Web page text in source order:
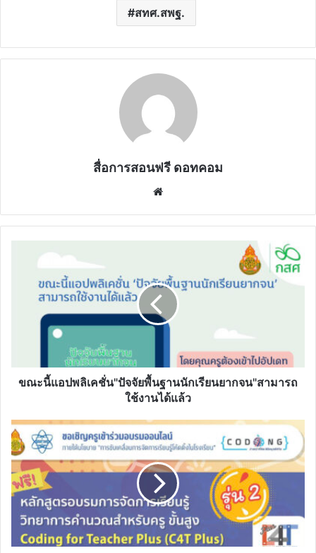
สทศ.สพฐ.
สื่อการสอนฟรี ดอทคอม
ยากจน"สามารถ
ใช้
แล้ว
ขณะนี้แอปพลิเคชั่น"ปัจจัยพื้นฐานนักเรียนยากจน"สามารถ
ใช้งานได้แล้ว
ด่วน
ขอ
เชิญ
ลง
ทะเบียน
อบรม
หลักสูตร
C4T
และ